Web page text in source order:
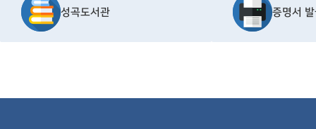
성곡도서관 증명서